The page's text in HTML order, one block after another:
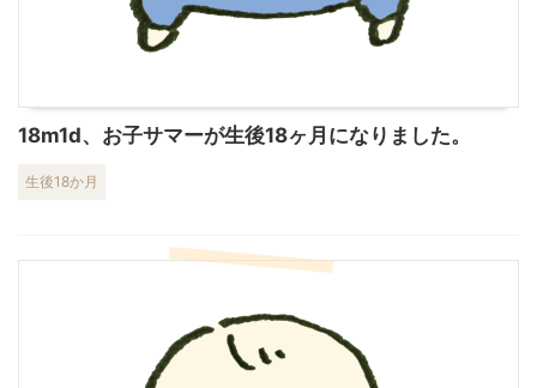
18m1d、お子サマーが生後18ヶ月になりました。
生後18か月